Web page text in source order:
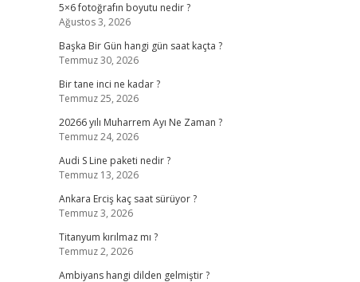
5×6 fotoğrafın boyutu nedir ?
Ağustos 3, 2026
Başka Bir Gün hangi gün saat kaçta ?
Temmuz 30, 2026
Bir tane inci ne kadar ?
Temmuz 25, 2026
20266 yılı Muharrem Ayı Ne Zaman ?
Temmuz 24, 2026
Audi S Line paketi nedir ?
Temmuz 13, 2026
Ankara Erciş kaç saat sürüyor ?
Temmuz 3, 2026
Titanyum kırılmaz mı ?
Temmuz 2, 2026
Ambiyans hangi dilden gelmiştir ?